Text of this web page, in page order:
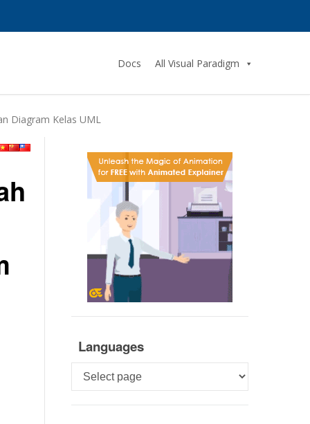
Docs All Visual Paradigm
Diagram Kelas UML
Languages
Languages